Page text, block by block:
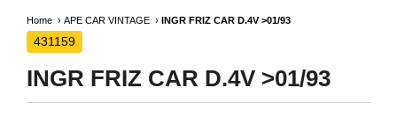
Home APE CAR VINTAGE INGR FRIZ CAR D.4V >01/93
431159
INGR FRIZ CAR D.4V >01/93